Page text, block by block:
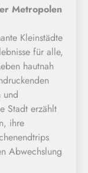
Metropolen
Kleinstädte
für alle,
hautnah
und
Stadt erzählt
ihre
Abwechslung